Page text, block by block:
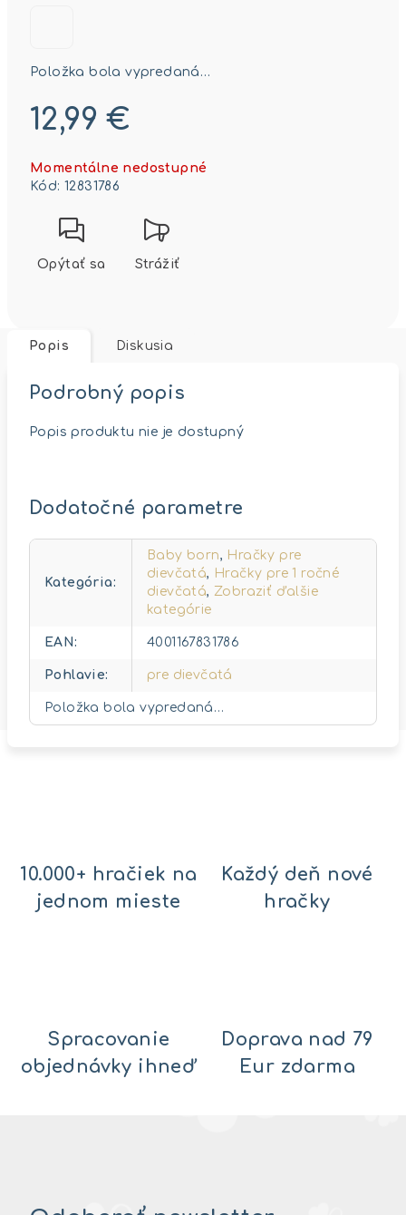
Položka bola vypredaná…
12,99 €
cena:
Momentálne nedostupné
Kód: 12831786
Opýtať sa Strážiť
Popis Diskusia
Podrobný popis
Popis produktu nie je dostupný
Dodatočné parametre
Kategória:
Baby born, Hračky pre
dievčatá, Hračky pre 1 ročné
dievčatá, Zobraziť ďalšie
kategórie
EAN: 4001167831786
Pohlavie: pre dievčatá
Položka bola vypredaná…
10.000+ hračiek na
jednom mieste
Každý deň nové
hračky
Spracovanie
objednávky ihneď
Doprava nad 79
Eur zdarma